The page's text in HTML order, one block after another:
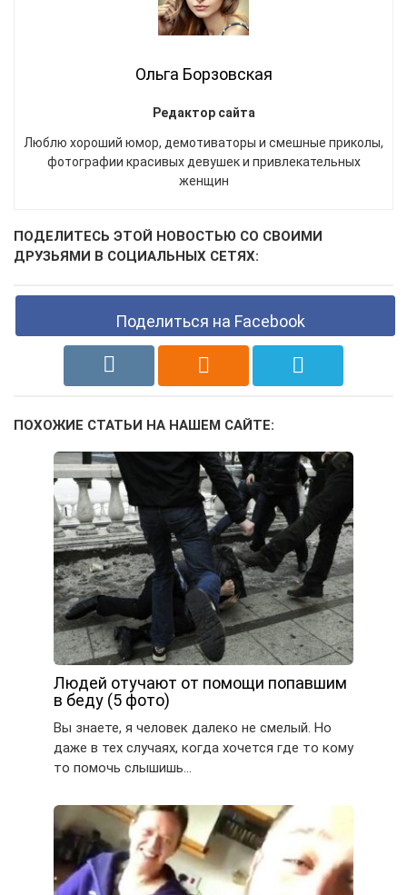
Ольга Борзовская
Редактор сайта
Люблю хороший юмор, демотиваторы и смешные приколы,
фотографии красивых девушек и привлекательных
женщин
ПОДЕЛИТЕСЬ ЭТОЙ НОВОСТЬЮ СО СВОИМИ
ДРУЗЬЯМИ В СОЦИАЛЬНЫХ СЕТЯХ:
Поделиться на Facebook
ПОХОЖИЕ СТАТЬИ НА НАШЕМ САЙТЕ:
Людей отучают от помощи попавшим
в беду (5 фото)
Вы знаете, я человек далеко не смелый. Но
даже в тех случаях, когда хочется где то кому
то помочь слышишь…